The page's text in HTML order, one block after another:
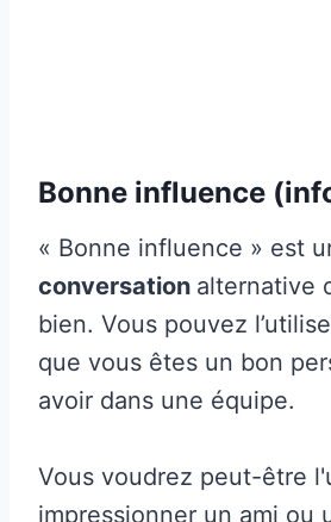
Bonne influence
« Bonne influence » est
conversation alternative
bien. Vous pouvez
que vous êtes un bon
avoir dans une équipe.
Vous voudrez peut-être
impressionner un ami ou